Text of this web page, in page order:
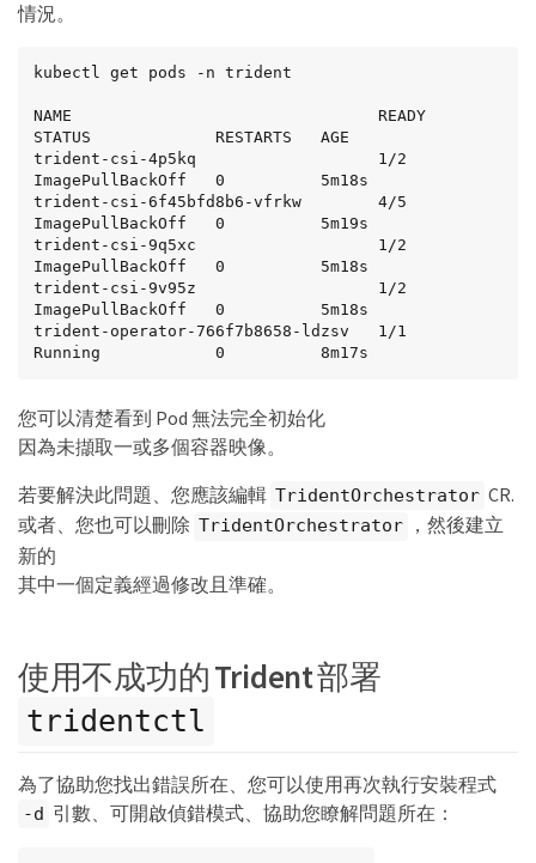
CR 'trident'
情況。
kubectl get pods -n trident
NAME                                READY
STATUS             RESTARTS   AGE
trident-csi-4p5kq                   1/2
ImagePullBackOff   0          5m18s
trident-csi-6f45bfd8b6-vfrkw        4/5
ImagePullBackOff   0          5m19s
trident-csi-9q5xc                   1/2
ImagePullBackOff   0          5m18s
trident-csi-9v95z                   1/2
ImagePullBackOff   0          5m18s
trident-operator-766f7b8658-ldzsv   1/1
Running            0          8m17s
您可以清楚看到 Pod 無法完全初始化
因為未擷取一或多個容器映像。
若要解決此問題、您應該編輯 TridentOrchestrator CR.
或者、您也可以刪除 TridentOrchestrator
，然後建立
新的
其中一個定義經過修改且準確。
使用不成功的 Trident 部署
tridentctl
為了協助您找出錯誤所在、您可以使用再次執行安裝程式
-d 引數、可開啟偵錯模式、協助您瞭解問題所在：